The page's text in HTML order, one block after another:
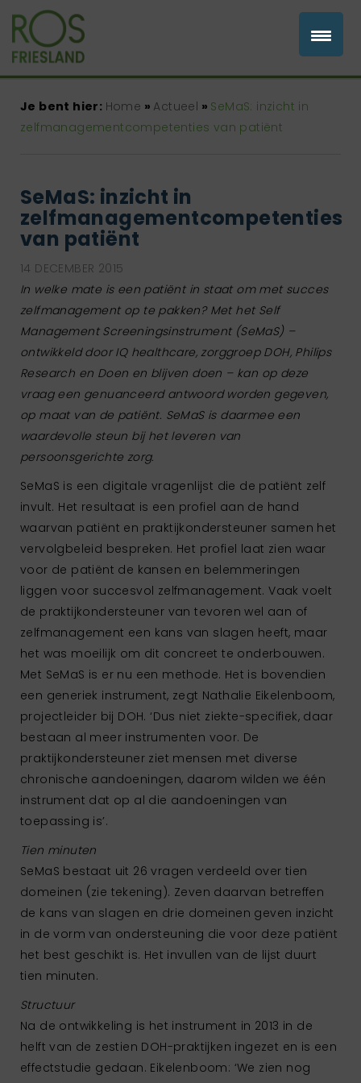
Je bent hier: Home » Actueel » SeMaS: inzicht in
zelfmanagementcompetenties van patiënt
SeMaS: inzicht in
zelfmanagementcompetenties
van patiënt
14 DECEMBER 2015
In welke mate is een patiënt in staat om met succes
zelfmanagement op te pakken? Met het Self
Management Screeningsinstrument (SeMaS) –
ontwikkeld door IQ healthcare, zorggroep DOH, Philips
Research en Doen en blijven doen – kan op deze
vraag een genuanceerd antwoord worden gegeven,
op maat van de patiënt. SeMaS is daarmee een
waardevolle steun bij het leveren van
persoonsgerichte zorg.
SeMaS is een digitale vragenlijst die de patiënt zelf
invult. Het resultaat is een profiel aan de hand
waarvan patiënt en praktijkondersteuner samen het
vervolgbeleid bespreken. Het profiel laat zien waar
voor de patiënt de kansen en belemmeringen
liggen voor succesvol zelfmanagement. Vaak voelt
de praktijkondersteuner van tevoren wel aan of
zelfmanagement een kans van slagen heeft, maar
het was moeilijk om dit concreet te onderbouwen.
Met SeMaS is er nu een methode. Het is bovendien
een generiek instrument, zegt Nathalie Eikelenboom,
projectleider bij DOH. ‘Dus niet ziekte-specifiek, daar
bestaan al meer instrumenten voor. De
praktijkondersteuner ziet mensen met diverse
chronische aandoeningen, daarom wilden we één
instrument dat op al die aandoeningen van
toepassing is’.
Tien minuten
SeMaS bestaat uit 26 vragen verdeeld over tien
domeinen (zie tekening). Zeven daarvan betreffen
de kans van slagen en drie domeinen geven inzicht
in de vorm van ondersteuning die voor deze patiënt
het best geschikt is. Het invullen van de lijst duurt
tien minuten.
Structuur
Na de ontwikkeling is het instrument in 2013 in de
helft van de zestien DOH-praktijken ingezet en is een
effectstudie gedaan. Eikelenboom: ‘We zien nog